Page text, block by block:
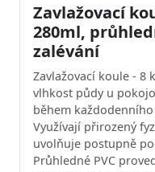
Zavlažovací
280ml,
zalévání
Zavlažovací koule - 8
vlhkost půdy u
během
Využívají přirozený
uvolňuje postupně
Průhledné PVC